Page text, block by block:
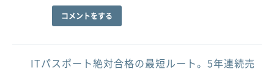
コメントをする
ITパスポート絶対合格の最短ルート。5年連続売